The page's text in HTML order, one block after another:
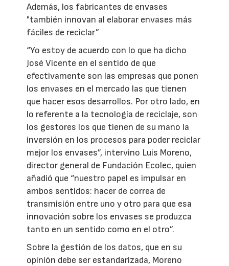
Además, los fabricantes de envases
"también innovan al elaborar envases más
fáciles de reciclar”
“Yo estoy de acuerdo con lo que ha dicho
José Vicente en el sentido de que
efectivamente son las empresas que ponen
los envases en el mercado las que tienen
que hacer esos desarrollos. Por otro lado, en
lo referente a la tecnología de reciclaje, son
los gestores los que tienen de su mano la
inversión en los procesos para poder reciclar
mejor los envases”, intervino Luis Moreno,
director general de Fundación Ecolec, quien
añadió que “nuestro papel es impulsar en
ambos sentidos: hacer de correa de
transmisión entre uno y otro para que esa
innovación sobre los envases se produzca
tanto en un sentido como en el otro”.
Sobre la gestión de los datos, que en su
opinión debe ser estandarizada, Moreno